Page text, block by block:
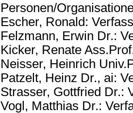
Personen/
Escher, Ronald:
Felzmann, Erwin Dr.:
Kicker, Renate
Neisser, Heinrich
Patzelt, Heinz Dr., ai:
Strasser, Gottfried Dr.:
Vogl, Matthias Dr.: